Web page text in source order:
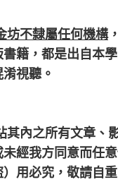
坊不隸屬任何機構，
籍，都是出自本
視聽。
內之所有文章、
經我方同意而任
用必究，敬請自重